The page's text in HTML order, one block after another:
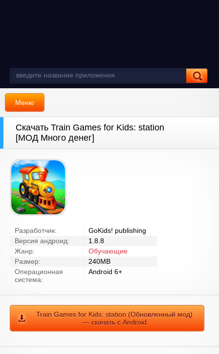
Меню
Скачать Train Games for Kids: station
[МОД Много денег]
Разработчик:
GoKids! publishing
Версия андроид:
1.8.8
Жанр:
Обучающие
Размер:
240MB
Операционная
система:
Android 6+
Train Games for Kids: station (Обновленный мод)
— скачать с Android